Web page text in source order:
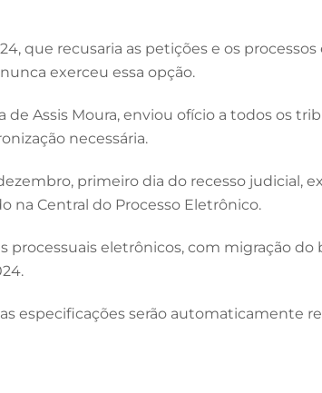
que recusaria as petições e os
exerceu essa opção.
Assis Moura, enviou ofício a todos os
necessária.
primeiro dia do recesso judicial,
na Central do Processo Eletrônico.
processuais eletrônicos, com migração
especificações serão automaticamente